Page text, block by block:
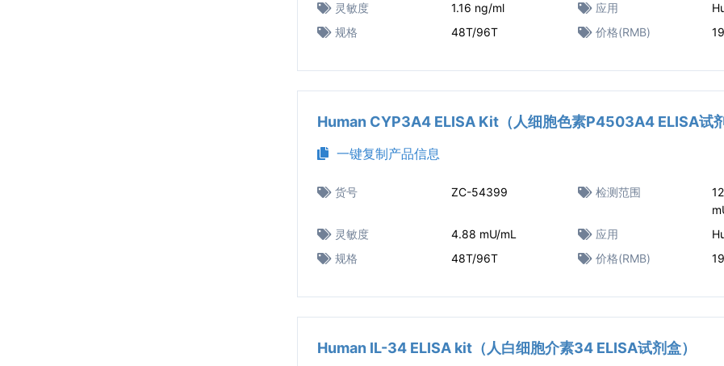
灵敏度
1.16 ng/ml 应用
规格
48T/96T 价格(RMB)
Human CYP3A4 ELISA Kit（人细胞色素P4503A4 ELISA试剂
一键复制产品信息
货号 ZC-54399 检测范围
灵敏度
4.88 mU/mL 应用
规格
48T/96T 价格(RMB)
Human IL-34 ELISA kit（人白细胞介素34 ELISA试剂盒）